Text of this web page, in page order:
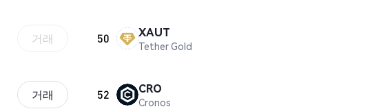
거래 50 XAUT
Tether Gold
거래 52 CRO
Cronos